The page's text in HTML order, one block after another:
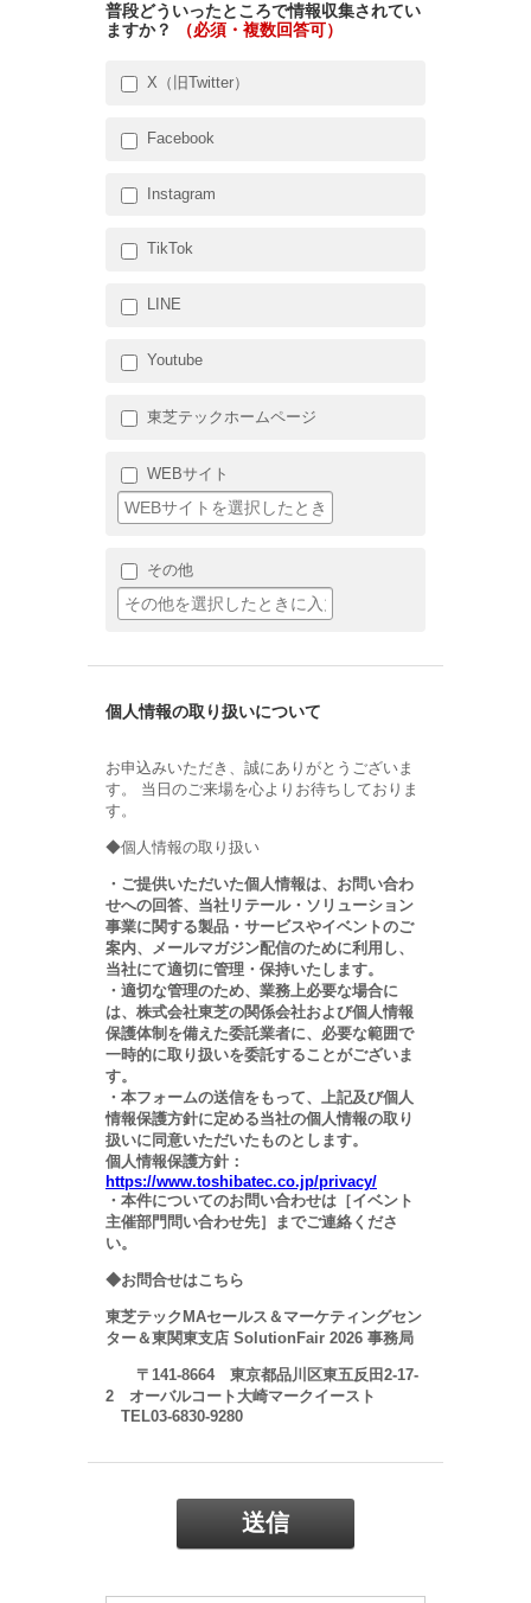
普段どういったところで情報収集されてい
ますか？
（必須・複数回答可）
X（旧Twitter）
Facebook
Instagram
TikTok
LINE
Youtube
東芝テックホームページ
WEBサイト
その他
個人情報の取り扱いについて
お申込みいただき、誠にありがとうございま
す。 当日のご来場を心よりお待ちしておりま
す。
◆個人情報の取り扱い
・ご提供いただいた個人情報は、お問い合わ
せへの回答、当社リテール・ソリューション
事業に関する製品・サービスやイベントのご
案内、メールマガジン配信のために利用し、
当社にて適切に管理・保持いたします。
・適切な管理のため、業務上必要な場合に
は、株式会社東芝の関係会社および個人情報
保護体制を備えた委託業者に、必要な範囲で
一時的に取り扱いを委託することがございま
す。
・本フォームの送信をもって、上記及び個人
情報保護方針に定める当社の個人情報の取り
扱いに同意いただいたものとします。
個人情報保護方針：
https://www.toshibatec.co.jp/privacy/
・本件についてのお問い合わせは［イベント
主催部門問い合わせ先］までご連絡くださ
い。
◆お問合せはこちら
東芝テックMAセールス＆マーケティングセン
ター＆東関東支店 SolutionFair 2026 事務局
〒141-8664 東京都品川区東五反田2-17-
2 オーバルコート大崎マークイースト
TEL03-6830-9280